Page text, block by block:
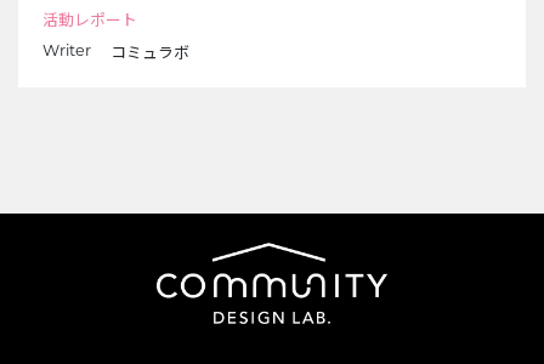
活動レポート
Writer コミュラボ